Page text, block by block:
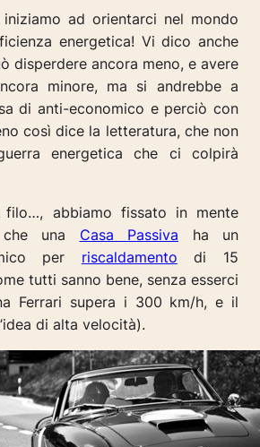
ad orientarci nel mondo
energetica! Vi dico anche
disperdere ancora meno, e avere
minore, ma si andrebbe a
di anti-economico e perciò con
così dice la letteratura, che non
energetica che ci colpirà
filo…, abbiamo fissato in mente
una Casa Passiva ha un
per riscaldamento di 15
tutti sanno bene, senza esserci
Ferrari supera i 300 km/h, e il
di alta velocità).